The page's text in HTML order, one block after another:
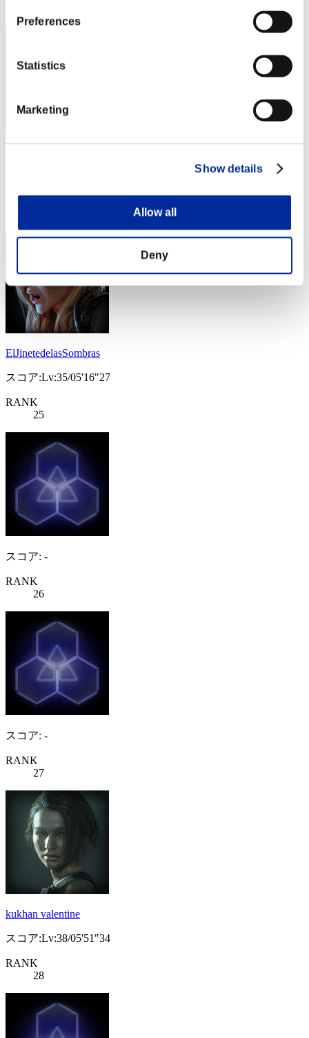
Preferences
Statistics
Marketing
Show details
Allow all
Deny
RANK
ElJinetedelasSombras
スコア:Lv:35/05'16"27
RANK
25
スコア: -
RANK
26
スコア: -
RANK
27
kukhan valentine
スコア:Lv:38/05'51"34
RANK
28